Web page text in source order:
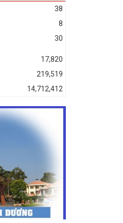
38
8
30
17,820
219,519
14,712,412